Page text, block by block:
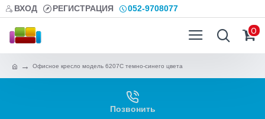
ВХОД РЕГИСТРАЦИЯ 052-9708077
0
Офисное кресло модель 6207C темно-синего цвета
Позвонить